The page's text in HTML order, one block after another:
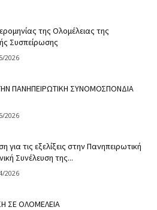
της Ολομέλειας της
Συσπείρωσης
2026
ΠΑΝΗΠΕΙΡΩΤΙΚΗ ΣΥΝΟΜΟΣΠΟΝΔΙΑ
2026
για τις εξελίξεις στην Πανηπειρωτική
Συνέλευση της...
2026
ΣΕ ΟΛΟΜΕΛΕΙΑ